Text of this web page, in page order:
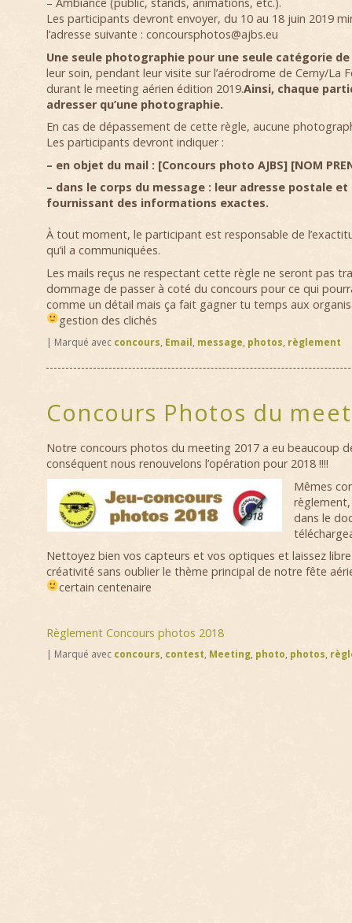
Les participants devront envoyer, du 10 au 18 juin 2019
l’adresse suivante : concoursphotos@ajbs.eu
Une seule photographie pour une seule catégorie
leur soin, pendant leur visite sur l’aérodrome de Cerny/La
durant le meeting aérien édition 2019.Ainsi, chaque
adresser qu’une photographie.
En cas de dépassement de cette règle, aucune
Les participants devront indiquer :
– en objet du mail : [Concours photo AJBS] [NOM
– dans le corps du message : leur adresse postale
fournissant des informations exactes.
À tout moment, le participant est responsable de
qu’il a communiquées.
Les mails reçus ne respectant cette règle ne seront pas
dommage de passer à coté du concours pour ce qui
comme un détail mais ça fait gagner tu temps aux
gestion des clichés
| Marqué avec concours, Email, message, photos, règlement
Concours Photos du
Notre concours photos du meeting 2017 a eu beaucoup
conséquent nous renouvelons l’opération pour 2018 !!!!
Mêmes
dans le
Nettoyez bien vos capteurs et vos optiques et laissez
créativité sans oublier le thème principal de notre fête
certain centenaire
Règlement Concours photos 2018
| Marqué avec concours, contest, Meeting, photo, photos,